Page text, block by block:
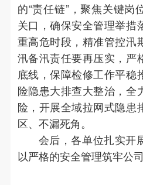
的“责任链”，聚焦关键岗
关口，确保安全管理举措
重高危时段，精准管控汛
汛备汛责任要再压实，严
底线，保障检修工作平稳
险隐患大排查大整治，全
险，开展全域拉网式隐患
区、不漏死角。
会后，各单位扎实开
以严格的安全管理筑牢公